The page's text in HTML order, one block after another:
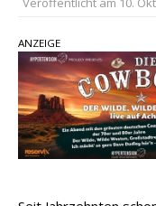
Parton,
Ahead“
Danke
täglich
ANZEIGE